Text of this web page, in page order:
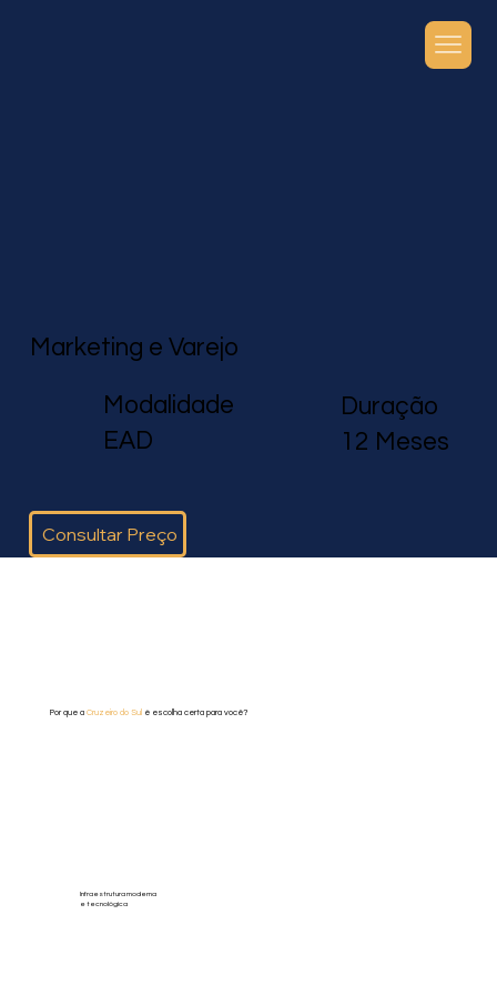
Marketing e Varejo
Modalidade
EAD
Duração
12 Meses
Consultar Preço
Por que aCruzeiro do Sul é escolha certa para você?
Infraestrutura moderna
e tecnológica